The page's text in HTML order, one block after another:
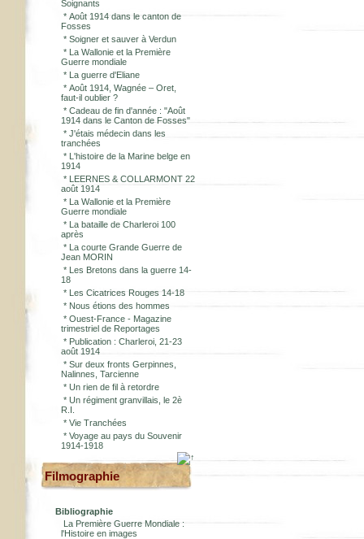
Soignants
* Août 1914 dans le canton de
Fosses
* Soigner et sauver à Verdun
* La Wallonie et la Première
Guerre mondiale
* La guerre d'Eliane
* Août 1914, Wagnée – Oret,
faut-il oublier ?
* Cadeau de fin d'année : "Août
1914 dans le Canton de Fosses"
* J'étais médecin dans les
tranchées
* L'histoire de la Marine belge en
1914
* LEERNES & COLLARMONT 22
août 1914
* La Wallonie et la Première
Guerre mondiale
* La bataille de Charleroi 100
après
* La courte Grande Guerre de
Jean MORIN
* Les Bretons dans la guerre 14-
18
* Les Cicatrices Rouges 14-18
* Nous étions des hommes
* Ouest-France - Magazine
trimestriel de Reportages
* Publication : Charleroi, 21-23
août 1914
* Sur deux fronts Gerpinnes,
Nalinnes, Tarcienne
* Un rien de fil à retordre
* Un régiment granvillais, le 2è
R.I.
* Vie Tranchées
* Voyage au pays du Souvenir
1914-1918
Filmographie
Bibliographie
La Première Guerre Mondiale :
l'Histoire en images